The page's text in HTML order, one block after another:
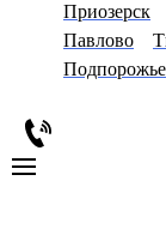
Приозерск
Павлово
Подпорожье